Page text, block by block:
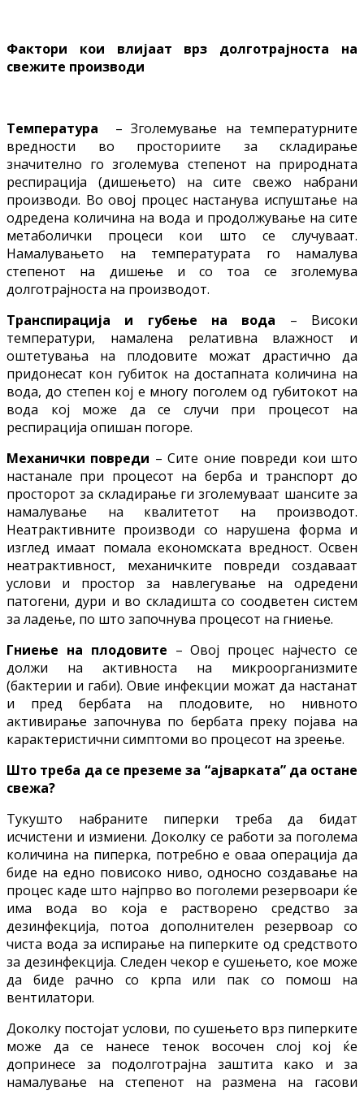
Фактори кои влијаат врз долготрајноста на
свежите производи
Температура – Зголемување на температурните
вредности во просториите за складирање
значително го зголемува степенот на природната
респирација (дишењето) на сите свежо набрани
производи. Во овој процес настанува испуштање на
одредена количина на вода и продолжување на сите
метаболички процеси кои што се случуваат.
Намалувањето на температурата го намалува
степенот на дишење и со тоа се зголемува
долготрајноста на производот.
Транспирација и губење на вода – Високи
температури, намалена релативна влажност и
оштетувања на плодовите можат драстично да
придонесат кон губиток на достапната количина на
вода, до степен кој е многу поголем од губитокот на
вода кој може да се случи при процесот на
респирација опишан погоре.
Механички повреди – Сите оние повреди кои што
настанале при процесот на берба и транспорт до
просторот за складирање ги зголемуваат шансите за
намалување на квалитетот на производот.
Неатрактивните производи со нарушена форма и
изглед имаат помала економската вредност. Освен
неатрактивност, механичките повреди создаваат
услови и простор за навлегување на одредени
патогени, дури и во складишта со соодветен систем
за ладење, по што започнува процесот на гниење.
Гниење на плодовите – Овој процес најчесто се
должи на активноста на микроорганизмите
(бактерии и габи). Овие инфекции можат да настанат
и пред бербата на плодовите, но нивното
активирање започнува по бербата преку појава на
карактеристични симптоми во процесот на зреење.
Што треба да се преземе за “ајварката” да остане
свежа?
Тукушто набраните пиперки треба да бидат
исчистени и измиени. Доколку се работи за поголема
количина на пиперка, потребно е оваа операција да
биде на едно повисоко ниво, односно создавање на
процес каде што најпрво во поголеми резервоари ќе
има вода во која е растворено средство за
дезинфекција, потоа дополнителен резервоар со
чиста вода за испирање на пиперките од средството
за дезинфекција. Следен чекор е сушењето, кое може
да биде рачно со крпа или пак со помош на
вентилатори.
Доколку постојат услови, по сушењето врз пиперките
може да се нанесе тенок восочен слој кој ќе
допринесе за подолготрајна заштита како и за
намалување на степенот на размена на гасови